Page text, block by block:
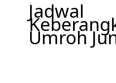
Jadwal
Umroh